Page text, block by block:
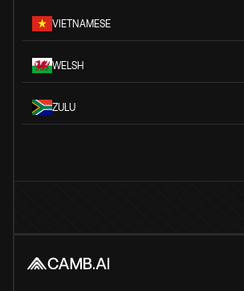
VIETNAMESE
WELSH
ZULU